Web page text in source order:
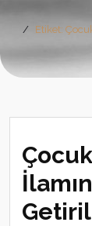
Etiket: